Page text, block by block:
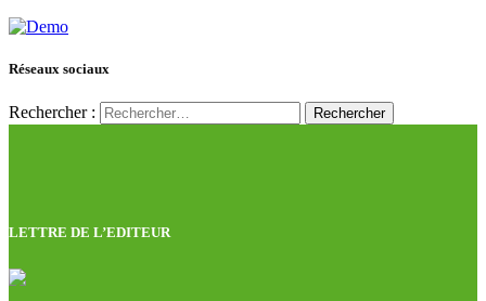
Réseaux sociaux
Rechercher :
LETTRE DE L’EDITEUR